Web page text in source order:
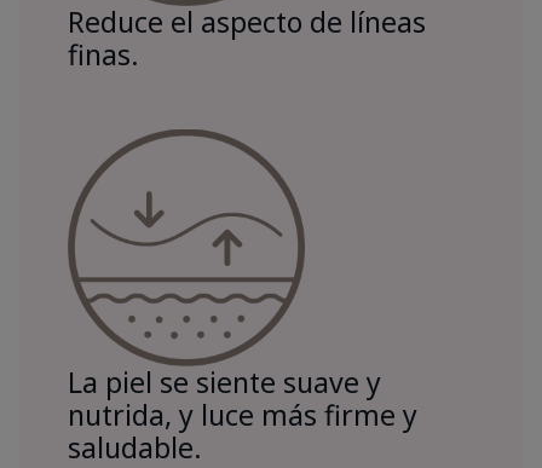
Reduce el aspecto de líneas
finas.
La piel se siente suave y
nutrida, y luce más firme y
saludable.